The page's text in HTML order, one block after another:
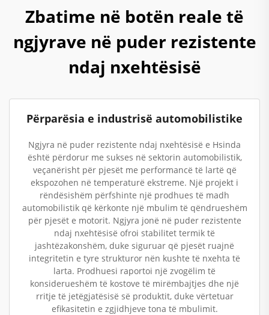
Zbatime në botën reale të
ngjyrave në puder rezistente
ndaj nxehtësisë
Përparësia e industrisë automobilistike
Ngjyra në puder rezistente ndaj nxehtësisë e Hsinda
është përdorur me sukses në sektorin automobilistik,
veçanërisht për pjesët me performancë të lartë që
ekspozohen në temperaturë ekstreme. Një projekt i
rëndësishëm përfshinte një prodhues të madh
automobilistik që kërkonte një mbulim të qëndrueshëm
për pjesët e motorit. Ngjyra jonë në puder rezistente
ndaj nxehtësisë ofroi stabilitet termik të
jashtëzakonshëm, duke siguruar që pjesët ruajnë
integritetin e tyre strukturor nën kushte të nxehta të
larta. Prodhuesi raportoi një zvogëlim të
konsiderueshëm të kostove të mirëmbajtjes dhe një
rritje të jetëgjatësisë së produktit, duke vërtetuar
efikasitetin e zgjidhjeve tona të mbulimit.